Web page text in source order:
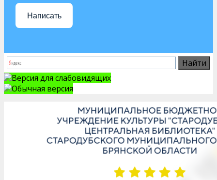
Написать
Версия для слабовидящих
Обычная версия